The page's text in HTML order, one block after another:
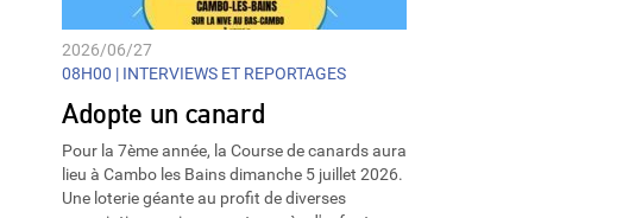
2026/06/27
08H00 | INTERVIEWS ET REPORTAGES
Adopte un canard
Pour la 7ème année, la Course de canards aura
lieu à Cambo les Bains dimanche 5 juillet 2026.
Une loterie géante au profit de diverses